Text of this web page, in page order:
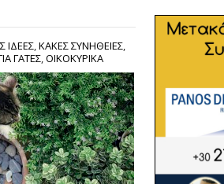
ΙΔΕΕΣ,ΚΑΚΕΣ ΣΥΝΗΘΕΙΕΣ,
ΓΑΤΕΣ,ΟΙΚΟΚΥΡΙΚΑ